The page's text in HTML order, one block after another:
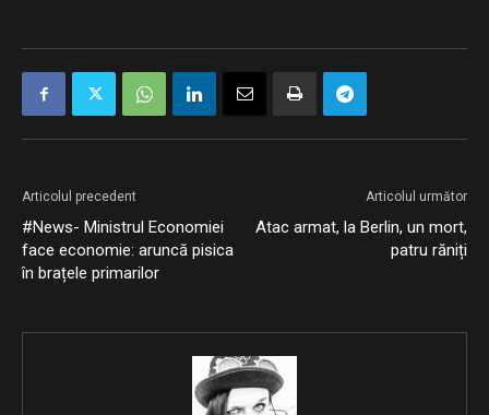
Articolul precedent
#News- Ministrul Economiei
face economie: aruncă pisica
în brațele primarilor
Articolul următor
Atac armat, la Berlin, un mort,
patru răniți